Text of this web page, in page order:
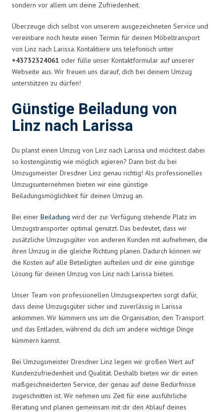
sondern vor allem um deine Zufriedenheit.
Überzeuge dich selbst von unserem ausgezeichneten Service und
vereinbare noch heute einen Termin für deinen Möbeltransport
von Linz nach Larissa. Kontaktiere uns telefonisch unter
+43732324061 oder fülle unser Kontaktformular auf unserer
Webseite aus. Wir freuen uns darauf, dich bei deinem Umzug
unterstützen zu dürfen!
Günstige Beiladung von
Linz nach Larissa
Du planst einen Umzug von Linz nach Larissa und möchtest dabei
so kostengünstig wie möglich agieren? Dann bist du bei
Umzugsmeister Dresdner Linz genau richtig! Als professionelles
Umzugsunternehmen bieten wir eine günstige
Beiladungsmöglichkeit für deinen Umzug an.
Bei einer Beiladung wird der zur Verfügung stehende Platz im
Umzugstransporter optimal genutzt. Das bedeutet, dass wir
zusätzliche Umzugsgüter von anderen Kunden mit aufnehmen, die
ihren Umzug in die gleiche Richtung planen. Dadurch können wir
die Kosten auf alle Beteiligten aufteilen und dir eine günstige
Lösung für deinen Umzug von Linz nach Larissa bieten.
Unser Team von professionellen Umzugsexperten sorgt dafür,
dass deine Umzugsgüter sicher und zuverlässig in Larissa
ankommen. Wir kümmern uns um die Organisation, den Transport
und das Entladen, während du dich um andere wichtige Dinge
kümmern kannst.
Bei Umzugsmeister Dresdner Linz legen wir großen Wert auf
Kundenzufriedenheit und Qualität. Deshalb bieten wir dir einen
maßgeschneiderten Service, der genau auf deine Bedürfnisse
zugeschnitten ist. Wir nehmen uns Zeit für eine ausführliche
Beratung und planen gemeinsam mit dir den Ablauf deines